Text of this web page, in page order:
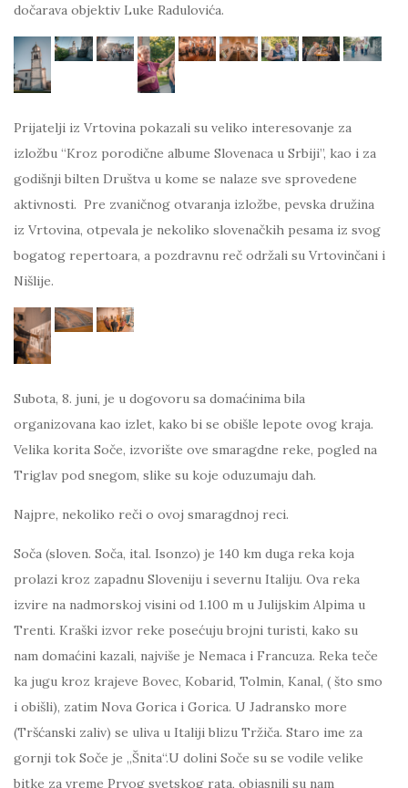
dočarava objektiv Luke Radulovića.
Prijatelji iz Vrtovina pokazali su veliko interesovanje za
izložbu “Kroz porodične albume Slovenaca u Srbiji”, kao i za
godišnji bilten Društva u kome se nalaze sve sprovedene
aktivnosti. Pre zvaničnog otvaranja izložbe, pevska družina
iz Vrtovina, otpevala je nekoliko slovenačkih pesama iz svog
bogatog repertoara, a pozdravnu reč održali su Vrtovinčani i
Nišlije.
Subota, 8. juni, je u dogovoru sa domaćinima bila
organizovana kao izlet, kako bi se obišle lepote ovog kraja.
Velika korita Soče, izvorište ove smaragdne reke, pogled na
Triglav pod snegom, slike su koje oduzumaju dah.
Najpre, nekoliko reči o ovoj smaragdnoj reci.
Soča (sloven. Soča, ital. Isonzo) je 140 km duga reka koja
prolazi kroz zapadnu Sloveniju i severnu Italiju. Ova reka
izvire na nadmorskoj visini od 1.100 m u Julijskim Alpima u
Trenti. Кraški izvor reke posećuju brojni turisti, kako su
nam domaćini kazali, najviše je Nemaca i Francuza. Reka teče
ka jugu kroz krajeve Bovec, Кobarid, Tolmin, Кanal, ( što smo
i obišli), zatim Nova Gorica i Gorica. U Jadransko more
(Tršćanski zaliv) se uliva u Italiji blizu Tržiča. Staro ime za
gornji tok Soče je „Šnita“.U dolini Soče su se vodile velike
bitke za vreme Prvog svetskog rata, objasnili su nam